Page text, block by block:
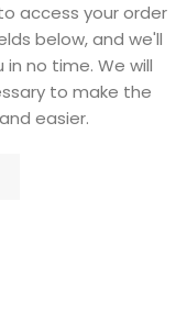
access your order
below, and we'll
no time. We will
to make the
easier.